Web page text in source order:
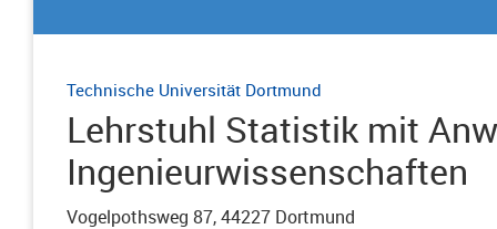
Technische Universität Dortmund
Lehrstuhl Statistik mit
Ingenieurwissenschaften
Vogelpothsweg 87, 44227 Dortmund